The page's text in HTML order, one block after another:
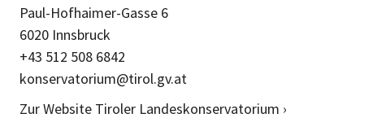
Paul-Hofhaimer-Gasse 6
6020 Innsbruck
+43 512 508 6842
konservatorium@tirol.gv.at
Zur Website Tiroler Landeskonservatorium ›